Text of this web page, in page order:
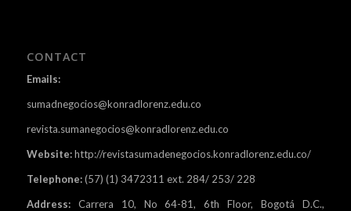
CONTACT
Emails:
sumadnegocios@konradlorenz.edu.co
revista.sumanegocios@konradlorenz.edu.co
Website: http://revistasumadenegocios.konradlorenz.edu.co/
Telephone:(57) (1) 3472311 ext. 284/ 253/ 228
Address:Carrera 10, No 64-81, 6th Floor, Bogotá D.C.,